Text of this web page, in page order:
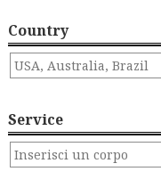
Country
Service